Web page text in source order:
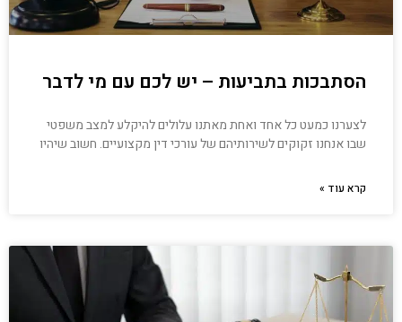
הסתבכות בתביעות – יש לכם עם מי לדבר
לצערנו כמעט כל אחד ואחת מאתנו עלולים להיקלע למצב משפטי
שבו אנחנו זקוקים לשירותיהם של עורכי דין מקצועיים. חשוב שיהיו
קרא עוד »